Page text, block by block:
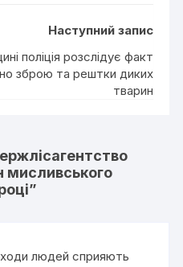
Наступний запис
поліція розслідує факт
зброю та рештки диких
тварин
мисливського
”
людей сприяють